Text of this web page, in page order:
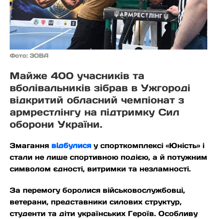
Фото: ЗОВА
Майже 400 учасників та
вболівальників зібрав в Ужгороді
відкритий обласний чемпіонат з
армрестлінгу на підтримку Сил
оборони України.
Змагання відбулисяу спорткомплексі «Юність» і
стали не лише спортивною подією, а й потужним
символом єдності, витримки та незламності.
За перемогу боролися військовослужбовці,
ветерани, представники силових структур,
студенти та діти українських Героїв. Особливу